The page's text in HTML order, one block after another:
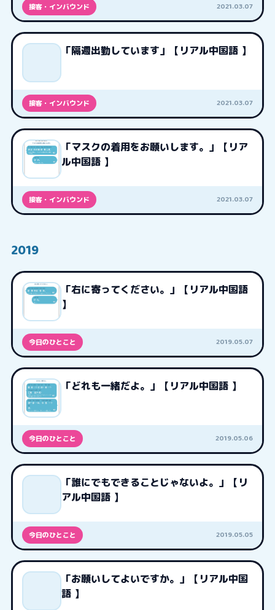
接客・インバウンド 2021.03.07
「隔週出勤しています」【リアル中国語 】
接客・インバウンド 2021.03.07
「マスクの着用をお願いします。」【リア
ル中国語 】
接客・インバウンド 2021.03.07
2019
「右に寄ってください。」【リアル中国語
】
今日のひとこと 2019.05.07
「どれも一緒だよ。」【リアル中国語 】
今日のひとこと 2019.05.06
「誰にでもできることじゃないよ。」【リ
アル中国語 】
今日のひとこと 2019.05.05
「お願いしてよいですか。」【リアル中国
語 】